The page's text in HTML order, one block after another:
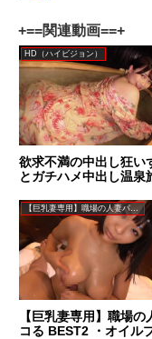
+==関連動画==+
HD（ハイビジョン）
欲求不満の中出し狂い
とガチハメ中出し温泉
【巨乳妻専用】職場の人妻パコる
【巨乳妻専用】職場の
コる BEST2 ・オイル